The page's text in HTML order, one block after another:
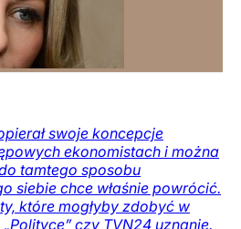
swoje koncepcje
ekonomistach i można
tamtego sposobu
siebie chce właśnie powrócić.
które mogłyby zdobyć w
czy TVN24 uznanie.